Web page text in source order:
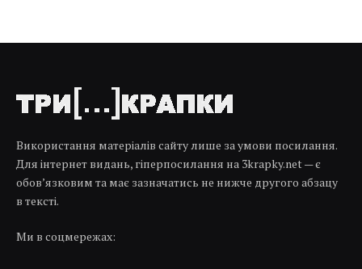
Використання матеріалів сайту лише за умови посилання.
Для інтернет видань, гіперпосилання на 3krapky.net — є
обов’язковим та має зазначатись не нижче другого абзацу
в тексті.
Ми в соцмережах: